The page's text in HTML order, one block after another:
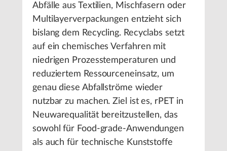
Abfälle aus Textilien, Mischfasern oder
Multilayerverpackungen entzieht sich
bislang dem Recycling. Recyclabs setzt
auf ein chemisches Verfahren mit
niedrigen Prozesstemperaturen und
reduziertem Ressourceneinsatz, um
genau diese Abfallströme wieder
nutzbar zu machen. Ziel ist es, rPET in
Neuwarequalität bereitzustellen, das
sowohl für Food-grade-Anwendungen
als auch für technische Kunststoffe